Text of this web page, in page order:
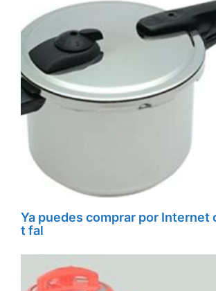
Ya puedes comprar por Internet
t fal